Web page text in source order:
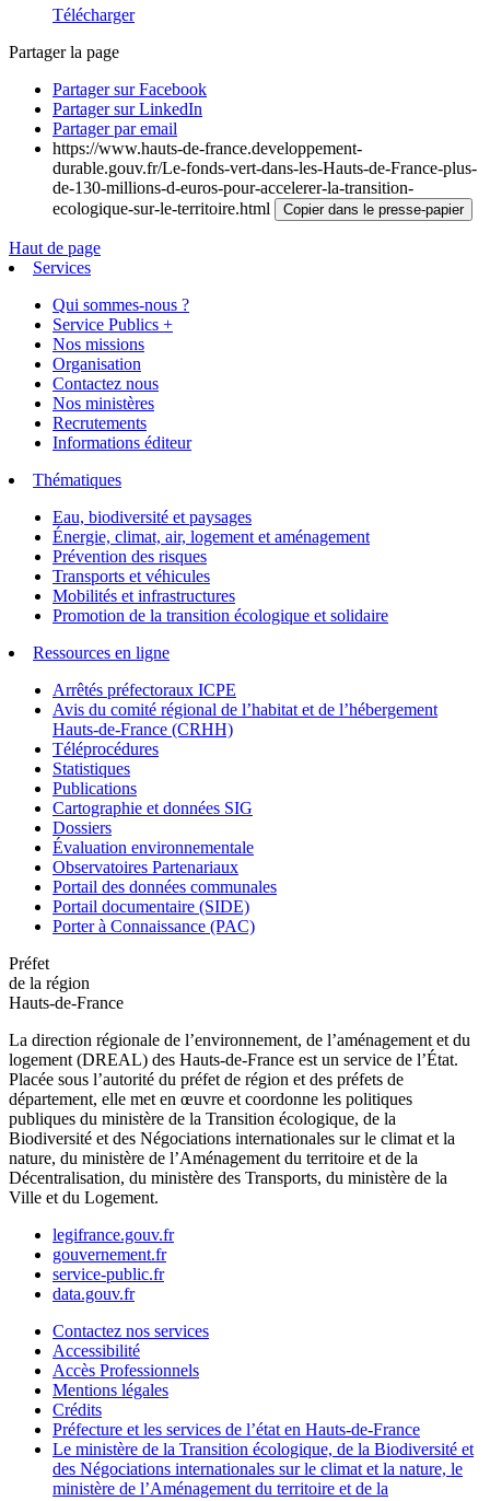
Télécharger
Partager la page
Partager sur Facebook
Partager sur LinkedIn
Partager par email
https://www.hauts-de-france.developpement-
durable.gouv.fr/Le-fonds-vert-dans-les-Hauts-de-France-plus-
de-130-millions-d-euros-pour-accelerer-la-transition-
ecologique-sur-le-territoire.html
Copier dans le presse-papier
Haut de page
Services
Qui sommes-nous ?
Service Publics +
Nos missions
Organisation
Contactez nous
Nos ministères
Recrutements
Informations éditeur
Thématiques
Eau, biodiversité et paysages
Énergie, climat, air, logement et aménagement
Prévention des risques
Transports et véhicules
Mobilités et infrastructures
Promotion de la transition écologique et solidaire
Ressources en ligne
Arrêtés préfectoraux ICPE
Avis du comité régional de l’habitat et de l’hébergement
Hauts-de-France (CRHH)
Téléprocédures
Statistiques
Publications
Cartographie et données SIG
Dossiers
Évaluation environnementale
Observatoires Partenariaux
Portail des données communales
Portail documentaire (SIDE)
Porter à Connaissance (PAC)
Préfet
de la région
Hauts-de-France
La direction régionale de l’environnement, de l’aménagement et du
logement (DREAL) des Hauts-de-France est un service de l’État.
Placée sous l’autorité du préfet de région et des préfets de
département, elle met en œuvre et coordonne les politiques
publiques du ministère de la Transition écologique, de la
Biodiversité et des Négociations internationales sur le climat et la
nature, du ministère de l’Aménagement du territoire et de la
Décentralisation, du ministère des Transports, du ministère de la
Ville et du Logement.
legifrance.gouv.fr
gouvernement.fr
service-public.fr
data.gouv.fr
Contactez nos services
Accessibilité
Accès Professionnels
Mentions légales
Crédits
Préfecture et les services de l’état en Hauts-de-France
Le ministère de la Transition écologique, de la Biodiversité et
des Négociations internationales sur le climat et la nature, le
ministère de l’Aménagement du territoire et de la